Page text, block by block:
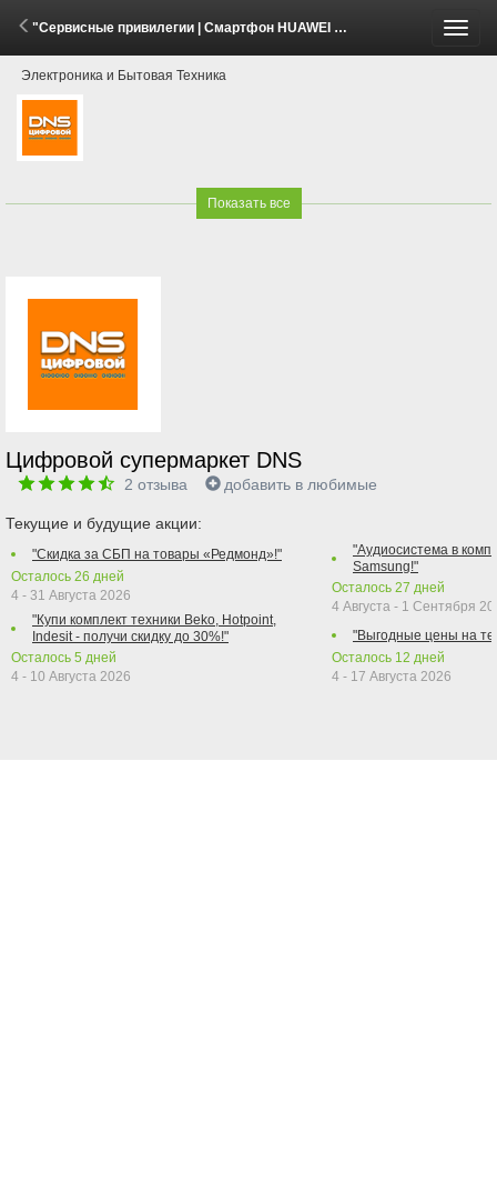
"Сервисные привилегии | Смартфон HUAWEI Mate 80 Pro" (7 Апреля - 17 Мая 2026)
Электроника и Бытовая Техника
Показать все
Цифровой супермаркет DNS
2 отзыва добавить в любимые
Текущие и будущие акции:
"Скидка за СБП на товары «Редмонд»!"
Осталось 26 дней
4 - 31 Августа 2026
"Купи комплект техники Beko, Hotpoint,
Indesit - получи скидку до 30%!"
Осталось 5 дней
4 - 10 Августа 2026
"Аудиосистема в
Samsung!"
Осталось 27 дней
4 Августа - 1 Сентября
"Выгодные цены на
Осталось 12 дней
4 - 17 Августа 2026